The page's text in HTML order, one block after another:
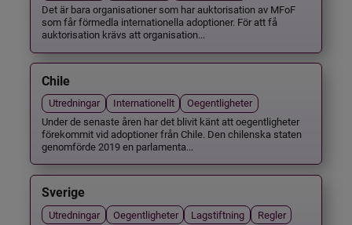
Det är bara organisationer som har auktorisation av MFoF
som får förmedla internationella adoptioner. För att få
auktorisation krävs att organisation...
Chile
Utredningar Internationellt
Oegentligheter
Under de senaste åren har det blivit känt att oegentligheter
förekommit vid adoptioner från Chile. Den chilenska staten
genomförde 2019 en parlamenta...
Sverige
Utredningar Oegentligheter Lagstiftning
Regler